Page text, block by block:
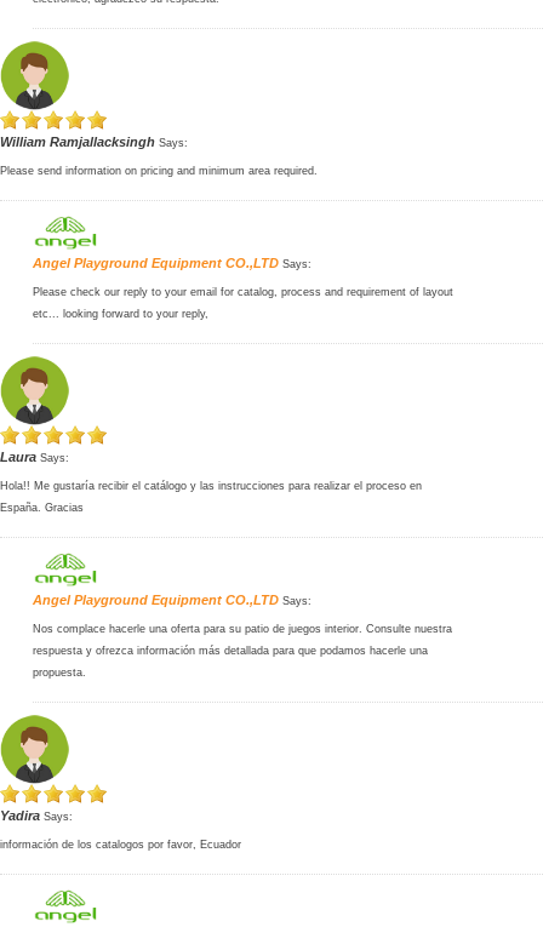
William Ramjallacksingh Says:
Please send information on pricing and minimum area required.
Angel Playground Equipment CO.,LTD Says:
Please check our reply to your email for catalog, process and requirement of layout
etc... looking forward to your reply,
Laura Says:
Hola!! Me gustaría recibir el catálogo y las instrucciones para realizar el proceso en
España. Gracias
Angel Playground Equipment CO.,LTD Says:
Nos complace hacerle una oferta para su patio de juegos interior. Consulte nuestra
respuesta y ofrezca información más detallada para que podamos hacerle una
propuesta.
Yadira Says:
información de los catalogos por favor, Ecuador